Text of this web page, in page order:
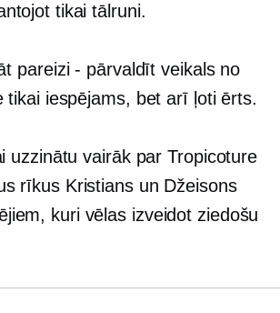
tikai tālruni.
pareizi - pārvaldīt veikals no
tikai iespējams, bet arī ļoti ērts.
uzzinātu vairāk par Tropicoture
rīkus Kristians un Džeisons
kuri vēlas izveidot ziedošu